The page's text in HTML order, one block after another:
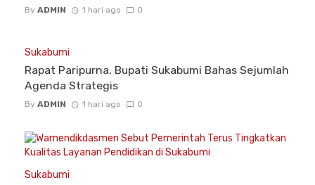
By ADMIN 1 hari ago 0
Sukabumi
Rapat Paripurna, Bupati Sukabumi Bahas Sejumlah
Agenda Strategis
By ADMIN 1 hari ago 0
Sukabumi